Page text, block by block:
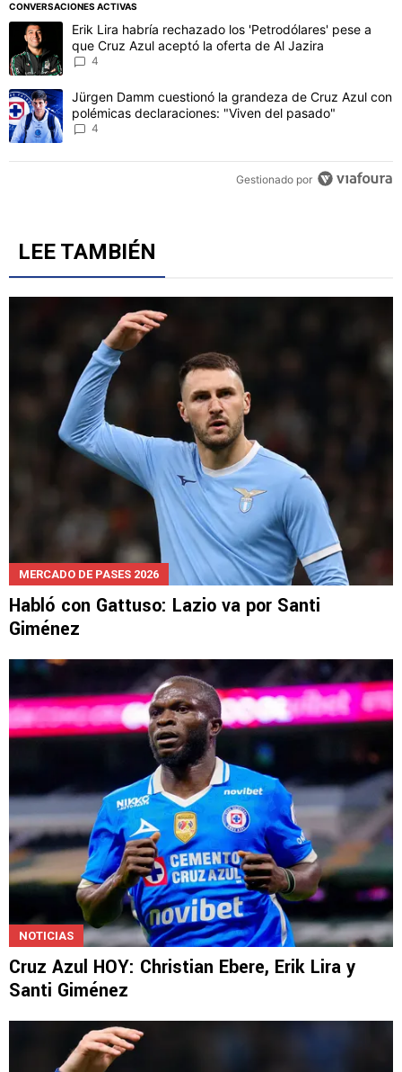
CONVERSACIONES ACTIVAS
Este listado muestra los artículos con más comentarios en los
Un artículo de tendencia con el título "Erik Lira habría rechazado
Erik Lira habría rechazado los 'Petrodólares' pese a
que Cruz Azul aceptó la oferta de Al Jazira
4
Un artículo de tendencia con el título "Jürgen Damm cuestionó la
Jürgen Damm cuestionó la grandeza de Cruz Azul con
polémicas declaraciones: "Viven del pasado"
4
Gestionado por
LEE TAMBIÉN
MERCADO DE PASES 2026
Habló con Gattuso: Lazio va por Santi
Giménez
NOTICIAS
Cruz Azul HOY: Christian Ebere, Erik Lira y
Santi Giménez